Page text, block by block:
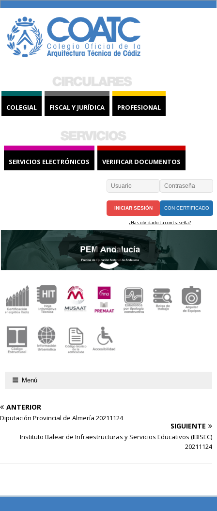
COLEGIAL FISCAL Y JURÍDICA PROFESIONAL
SERVICIOS ELECTRÓNICOS VERIFICAR DOCUMENTOS
CON CERTIFICADO
¿Has olvidado tu contraseña?
Menú
ANTERIOR
Diputación Provincial de Almería 20211124
SIGUIENTE
Instituto Balear de Infraestructuras y Servicios Educativos (IBISEC)
20211124